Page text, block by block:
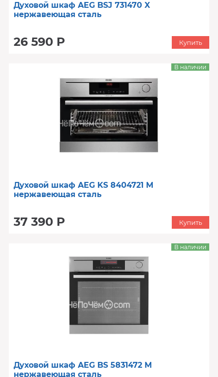
Духовой шкаф AEG BSJ 731470 X
нержавеющая сталь
26 590 Р Купить
Духовой шкаф AEG KS 8404721 M
нержавеющая сталь
37 390 Р
В наличии
Купить
Духовой шкаф AEG BS 5831472 M
нержавеющая сталь
В наличии